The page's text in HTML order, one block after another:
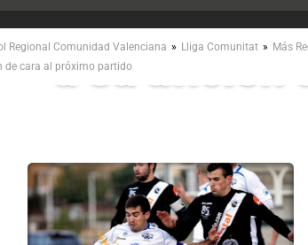
Regional Comunidad Valenciana » Lliga Comunitat » Más
de cara al próximo partido
El Cracks
a su afición